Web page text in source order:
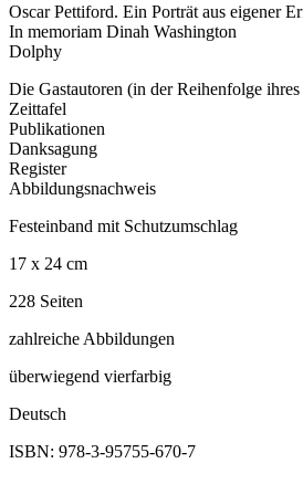
Oscar Pettiford. Ein Porträt aus eigener
In memoriam Dinah Washington
Dolphy
Die Gastautoren (in der Reihenfolge
Zeittafel
Publikationen
Danksagung
Register
Abbildungsnachweis
Festeinband mit Schutzumschlag
17 x 24 cm
228 Seiten
zahlreiche Abbildungen
überwiegend vierfarbig
Deutsch
ISBN: 978-3-95755-670-7